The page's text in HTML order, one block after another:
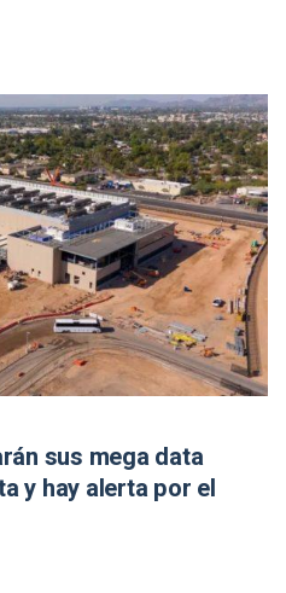
sus mega data
y hay alerta por el